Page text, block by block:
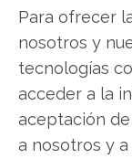
Para ofrecer
nosotros y
tecnologías
acceder a la
aceptación
a nosotros y
El indicador
condiciones
el último
nuevos